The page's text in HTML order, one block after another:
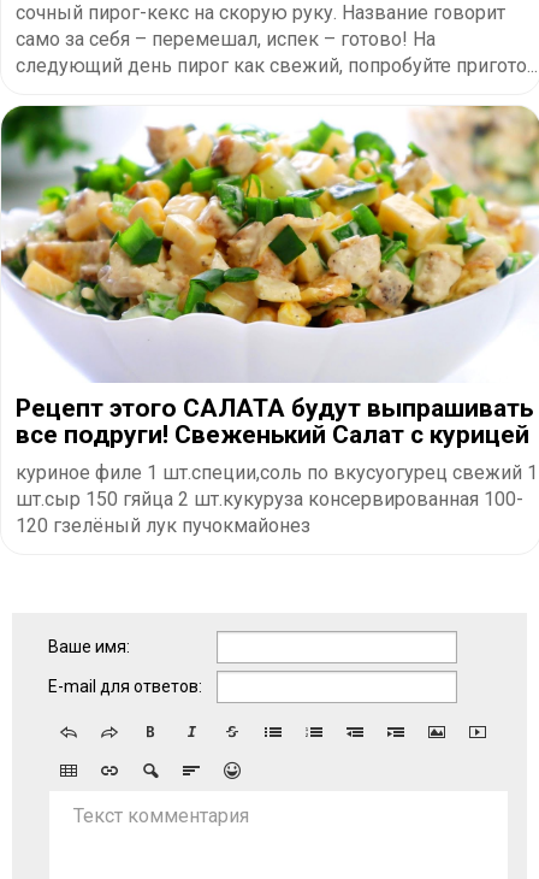
сочный пирог-кекс на скорую руку. Название говорит
само за себя – перемешал, испек – готово! На
следующий день пирог как свежий, попробуйте пригото...
Рецепт этого САЛАТА будут выпрашивать
все подруги! Свеженький Салат с курицей
куриное филе 1 шт.специи,соль по вкусуогурец свежий 1
шт.сыр 150 гяйца 2 шт.кукуруза консервированная 100-
120 гзелёный лук пучокмайонез
Ваше имя:
E-mail для ответов:
Текст комментария